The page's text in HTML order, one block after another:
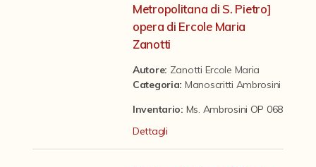
Il progetto Digital Humanities
Metropolitana di S. Pietro]
opera di Ercole Maria
Zanotti
Autore: Zanotti Ercole Maria
Categoria: Manoscritti Ambrosini
Inventario: Ms. Ambrosini OP 068
Dettagli